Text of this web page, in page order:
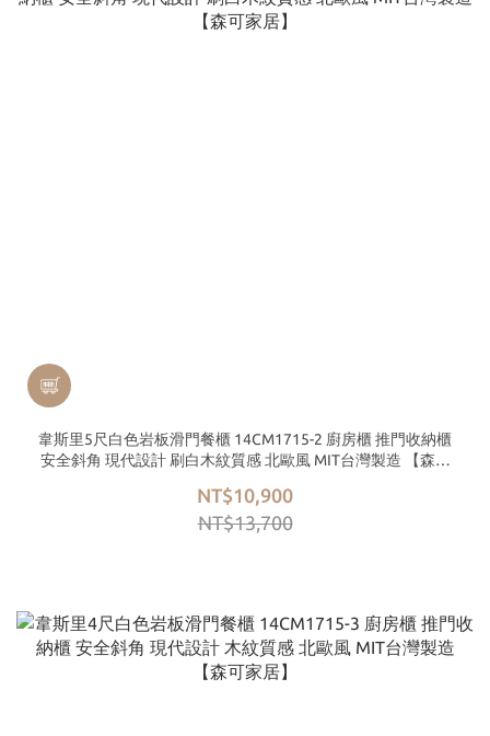
韋斯里5尺白色岩板滑門餐櫃 14CM1715-2 廚房櫃 推門收納櫃
安全斜角 現代設計 刷白木紋質感 北歐風 MIT台灣製造 【森可
NT$10,900
NT$13,700